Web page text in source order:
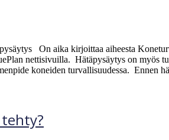
On aika kirjoittaa aiheesta
nettisivuilla. Hätäpysäytys on myös
koneiden turvallisuudessa. Ennen